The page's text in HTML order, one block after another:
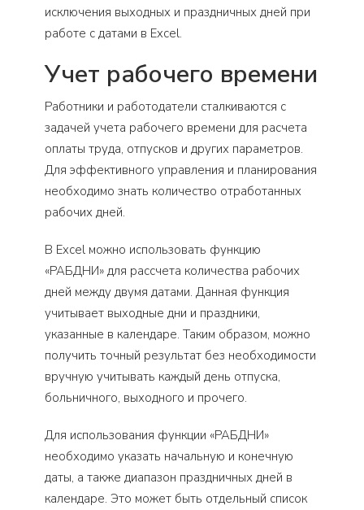
исключения выходных и праздничных дней при
работе с датами в Excel.
Учет рабочего времени
Работники и работодатели сталкиваются с
задачей учета рабочего времени для расчета
оплаты труда, отпусков и других параметров.
Для эффективного управления и планирования
необходимо знать количество отработанных
рабочих дней.
В Excel можно использовать функцию
«РАБДНИ» для рассчета количества рабочих
дней между двумя датами. Данная функция
учитывает выходные дни и праздники,
указанные в календаре. Таким образом, можно
получить точный результат без необходимости
вручную учитывать каждый день отпуска,
больничного, выходного и прочего.
Для использования функции «РАБДНИ»
необходимо указать начальную и конечную
даты, а также диапазон праздничных дней в
календаре. Это может быть отдельный список